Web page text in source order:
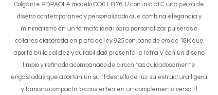
Colgante PDPAOLA modelo CO01-B76-U con inicial C una pieza de
diseno contemporaneo y personalizado que combina elegancia y
minimalismo en un formato ideal para personalizar pulseras o
collares elaborada en plata de ley 925 con bano de oro de 18K que
aporta brillo calidez y durabilidad presenta la letra V con un diseno
limpio y refinado acompanado de circonitas cuidadosamente
engastadas que aportan un sutil destello de luz su estructura ligera
y tamano compacto lo convierten en un complemento versatil